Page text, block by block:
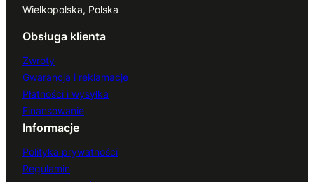
Wielkopolska, Polska
Obsługa klienta
Zwroty
Gwarancja i reklamacje
Płatności i wysyłka
Finansowanie
Informacje
Polityka prywatności
Regulamin